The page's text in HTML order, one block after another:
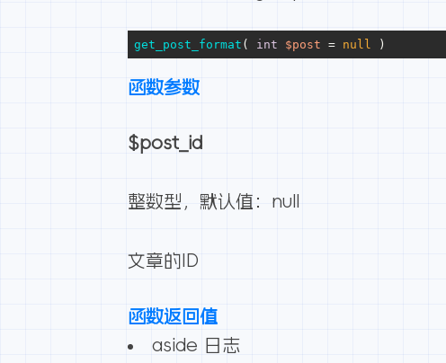
get_post_format ( int $post = null )
函数参数
$post_id
整数型，默认值：null
文章的ID
函数返回值
aside 日志